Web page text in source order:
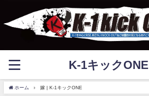
K-1キックONE
ホーム 嫁 | K-1キックONE